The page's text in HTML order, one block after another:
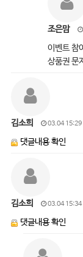
조은맘
이벤트 참
상품권 문
김소희 03.04 15:29
댓글내용 확인
김소희 03.04 15:34
댓글내용 확인